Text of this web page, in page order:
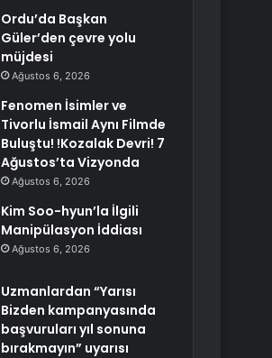
Ordu’da Başkan
Güler’den çevre yolu
müjdesi
Ağustos 6, 2026
Fenomen İsimler ve
Tivorlu İsmail Aynı Filmde
Buluştu! !Kozalak Devri! 7
Ağustos’ta Vizyonda
Ağustos 6, 2026
Kim Soo-hyun’la İlgili
Manipülasyon İddiası
Ağustos 6, 2026
Uzmanlardan “Yarısı
Bizden kampanyasında
başvuruları yıl sonuna
bırakmayın” uyarısı